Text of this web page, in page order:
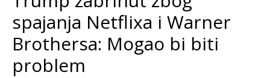
spajanja Netflixa i Warner
Brothersa: Mogao bi biti
problem